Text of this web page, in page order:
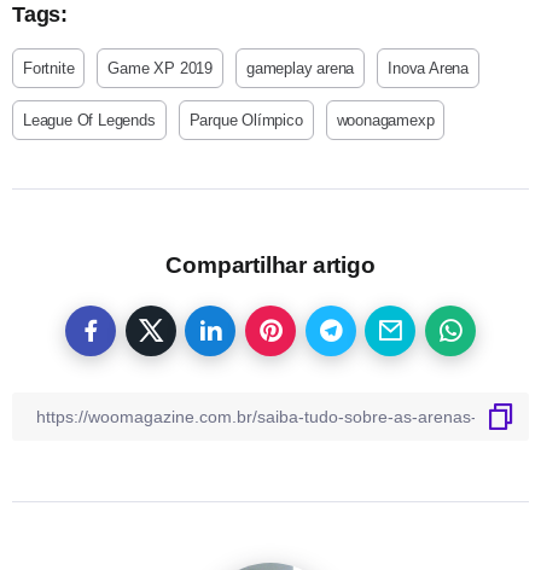
Tags:
Fortnite Game XP 2019 gameplay arena Inova Arena
League Of Legends Parque Olímpico woonagamexp
Compartilhar artigo